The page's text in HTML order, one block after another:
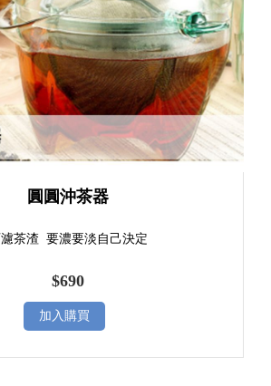
圓圓沖茶器
茶渣 要濃要淡自己決定
$690
加入購買